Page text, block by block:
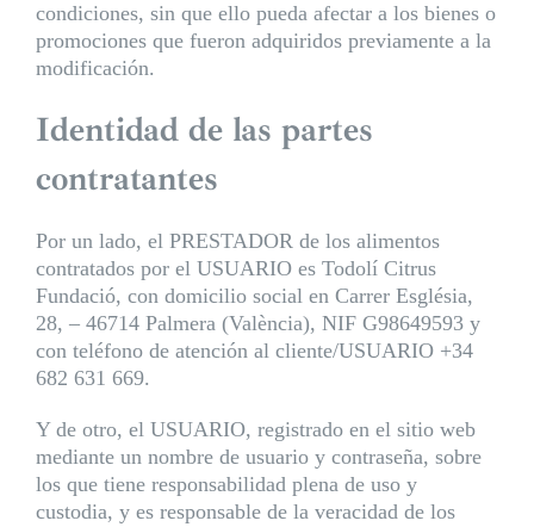
condiciones, sin que ello pueda afectar a los bienes o
promociones que fueron adquiridos previamente a la
modificación.
Identidad de las partes
contratantes
Por un lado, el PRESTADOR de los alimentos
contratados por el USUARIO es Todolí Citrus
Fundació, con domicilio social en Carrer Església,
28, – 46714 Palmera (València), NIF G98649593 y
con teléfono de atención al cliente/USUARIO +34
682 631 669.
Y de otro, el USUARIO, registrado en el sitio web
mediante un nombre de usuario y contraseña, sobre
los que tiene responsabilidad plena de uso y
custodia, y es responsable de la veracidad de los